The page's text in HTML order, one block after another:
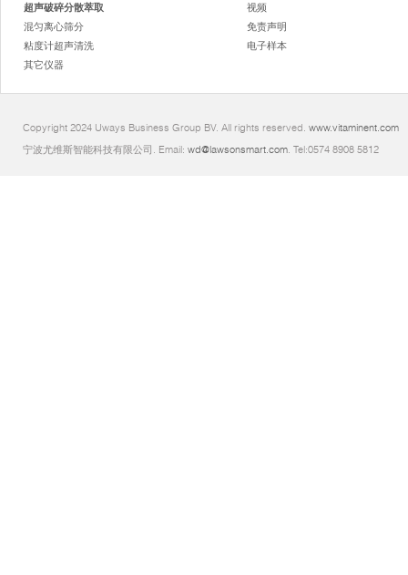
超声破碎分散萃取
混匀离心筛分
粘度计超声清洗
其它仪器
视频
免责声明
电子样本
Copyright 2024 Uways Business Group BV. All rights reserved. www.vitaminent.com
宁波尤维斯智能科技有限公司. Email: wd@lawsonsmart.com. Tel:0574 8908 5812